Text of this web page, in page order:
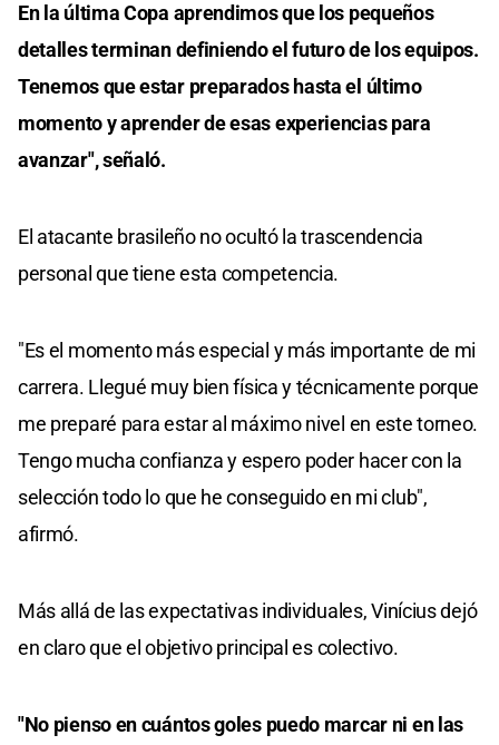
En la última Copa aprendimos que los pequeños
detalles terminan definiendo el futuro de los equipos.
Tenemos que estar preparados hasta el último
momento y aprender de esas experiencias para
avanzar", señaló.
El atacante brasileño no ocultó la trascendencia
personal que tiene esta competencia.
"Es el momento más especial y más importante de mi
carrera. Llegué muy bien física y técnicamente porque
me preparé para estar al máximo nivel en este torneo.
Tengo mucha confianza y espero poder hacer con la
selección todo lo que he conseguido en mi club",
afirmó.
Más allá de las expectativas individuales, Vinícius dejó
en claro que el objetivo principal es colectivo.
"No pienso en cuántos goles puedo marcar ni en las